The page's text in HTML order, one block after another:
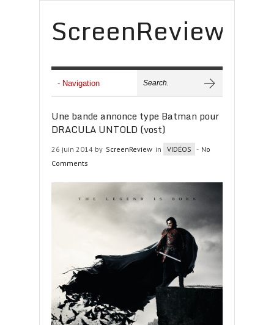
ScreenReview
Une bande annonce type Batman pour
DRACULA UNTOLD (vost)
26 juin 2014 by ScreenReview in VIDÉOS - No
Comments